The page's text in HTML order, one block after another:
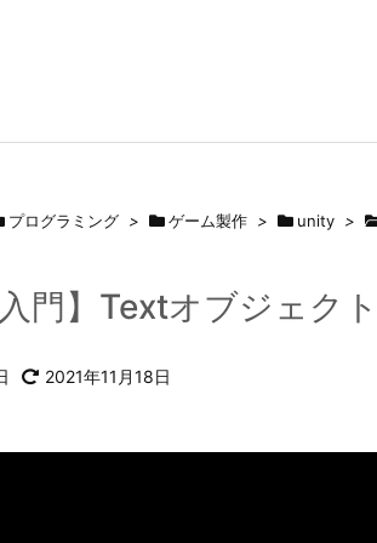
プログラミング > ゲーム製作 > unity >
門】Textオブジェク
2021年11月18日